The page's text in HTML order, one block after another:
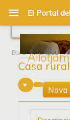
Ets a Portada/
Casa
0
Nova